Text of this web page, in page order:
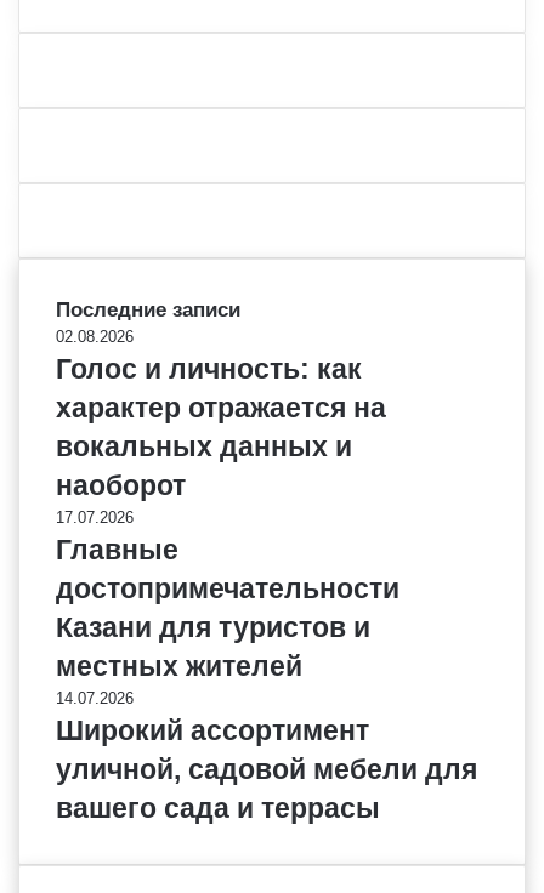
Последние записи
02.08.2026
Голос и личность: как
характер отражается на
вокальных данных и
наоборот
17.07.2026
Главные
достопримечательности
Казани для туристов и
местных жителей
14.07.2026
Широкий ассортимент
уличной, садовой мебели для
вашего сада и террасы